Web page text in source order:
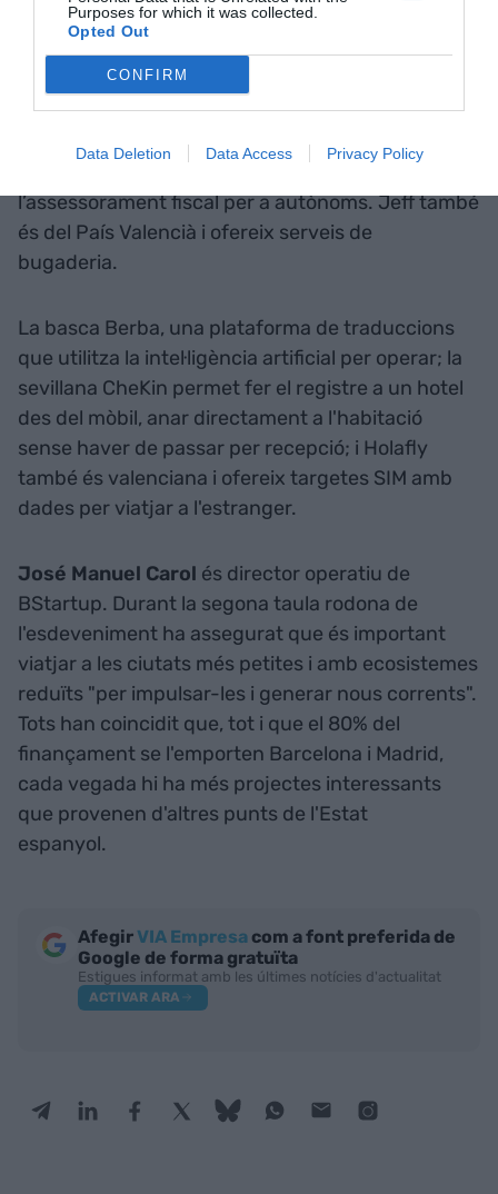
Purposes for which it was collected.
Opted Out
CONFIRM
Data Deletion Data Access Privacy Policy
Un total de 14 startups provinents dels quatre
territoris que han defensat el seu ecosistema han
presentat els seus projectes. Són les empreses
emergents més prometedores de fora de
Barcelona i Madrid. Declarando n’és un exemple
l’assessorament fiscal per a autònoms. Jeff també
és del País Valencià i ofereix serveis de
bugaderia.
La basca Berba, una plataforma de traduccions
que utilitza la intel·ligència artificial per operar; la
sevillana CheKin permet fer el registre a un hotel
des del mòbil, anar directament a l'habitació
sense haver de passar per recepció; i Holafly
també és valenciana i ofereix targetes SIM amb
dades per viatjar a l'estranger.
José Manuel Carol és director operatiu de
BStartup. Durant la segona taula rodona de
l'esdeveniment ha assegurat que és important
viatjar a les ciutats més petites i amb ecosistemes
reduïts "per impulsar-les i generar nous corrents".
Tots han coincidit que, tot i que el 80% del
finançament se l'emporten Barcelona i Madrid,
cada vegada hi ha més projectes interessants
que provenen d'altres punts de l'Estat
espanyol.
AfegirVIA Empresa com a font preferida de
Google de forma gratuïta
Estigues informat amb les últimes notícies d'actualitat
ACTIVAR ARA